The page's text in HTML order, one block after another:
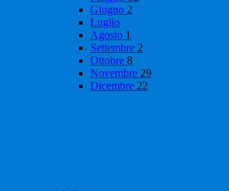
Giugno 2
Luglio
Agosto 1
Settembre 2
Ottobre 8
Novembre 29
Dicembre 22